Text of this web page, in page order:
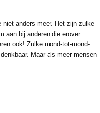
niet anders meer. Het zijn zulke
aan bij anderen die erover
ook! Zulke mond-tot-mond-
Maar als meer mensen